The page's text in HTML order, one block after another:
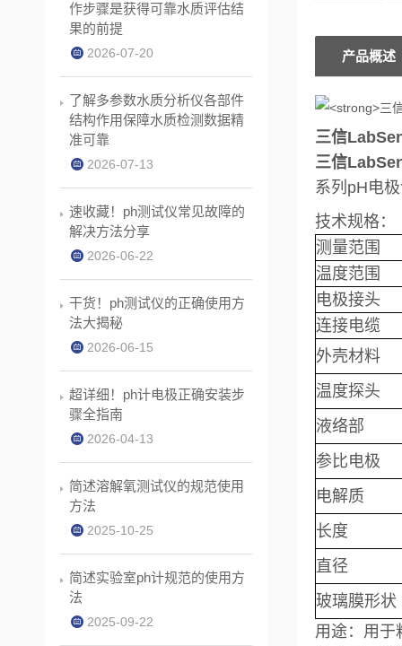
产品概述
三信
三信
系列pH电
技术规格：
测量范围
温度范围
电极接头
连接电缆
外壳材料
温度探头
液络部
参比电极
电解质
长度
直径
玻璃膜形状
用途：用于
作步骤是获得可靠水质评估结
果的前提
2026-07-20
了解多参数水质分析仪各部件
结构作用保障水质检测数据精
准可靠
2026-07-13
速收藏！ph测试仪常见故障的
解决方法分享
2026-06-22
干货！ph测试仪的正确使用方
法大揭秘
2026-06-15
超详细！ph计电极正确安装步
骤全指南
2026-04-13
简述溶解氧测试仪的规范使用
方法
2025-10-25
简述实验室ph计规范的使用方
法
2025-09-22